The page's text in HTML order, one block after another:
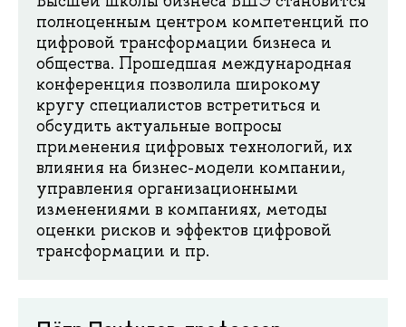
полноценным центром компетенций по
цифровой трансформации бизнеса и
общества. Прошедшая международная
конференция позволила широкому
кругу специалистов встретиться и
обсудить актуальные вопросы
применения цифровых технологий, их
влияния на бизнес-модели компании,
управления организационными
изменениями в компаниях, методы
оценки рисков и эффектов цифровой
трансформации и пр.